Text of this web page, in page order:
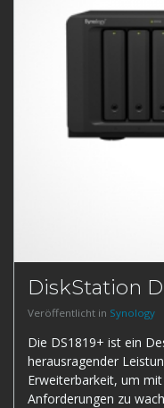
DiskStation
Veröffentlicht in Synology
Die DS1819+ ist ein
herausragender
Erweiterbarkeit, um
Anforderungen zu